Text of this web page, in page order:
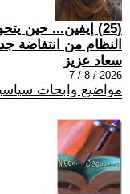
(25) إيفين... حين
النظام من انتفاضة
سعاد عزيز
2026 / 8 / 7
مواضيع وابحاث